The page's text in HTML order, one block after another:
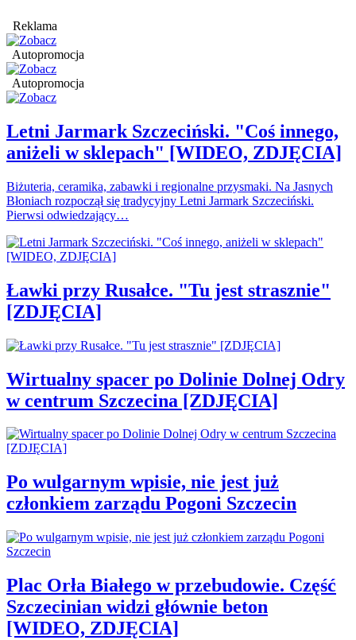
Reklama
Autopromocja
Autopromocja
Letni Jarmark Szczeciński. "Coś innego,
aniżeli w sklepach" [WIDEO, ZDJĘCIA]
Biżuteria, ceramika, zabawki i regionalne przysmaki. Na Jasnych
Błoniach rozpoczął się tradycyjny Letni Jarmark Szczeciński.
Pierwsi odwiedzający…
Ławki przy Rusałce. "Tu jest strasznie"
[ZDJĘCIA]
Wirtualny spacer po Dolinie Dolnej Odry
w centrum Szczecina [ZDJĘCIA]
Po wulgarnym wpisie, nie jest już
członkiem zarządu Pogoni Szczecin
Plac Orła Białego w przebudowie. Część
Szczecinian widzi głównie beton
[WIDEO, ZDJĘCIA]